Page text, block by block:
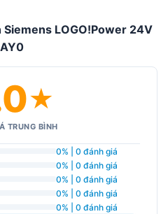
LOGO!Power 24V
★
TRUNG BÌNH
0% | 0 đánh giá
0% | 0 đánh giá
0% | 0 đánh giá
0% | 0 đánh giá
0% | 0 đánh giá